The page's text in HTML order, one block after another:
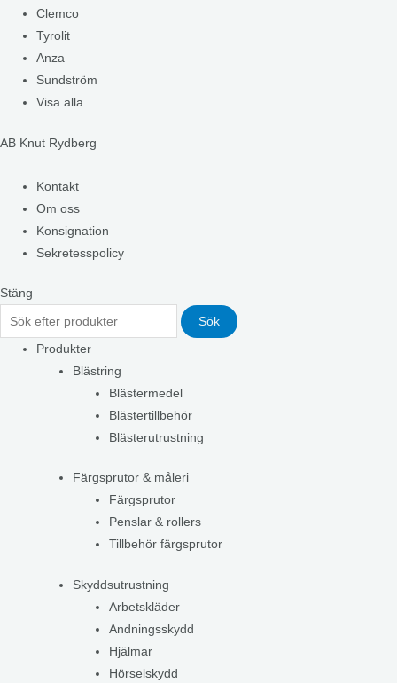
Clemco
Tyrolit
Anza
Sundström
Visa alla
AB Knut Rydberg
Kontakt
Om oss
Konsignation
Sekretesspolicy
Stäng
Sök
Produkter
Blästring
Blästermedel
Blästertillbehör
Blästerutrustning
Färgsprutor & måleri
Färgsprutor
Penslar & rollers
Tillbehör färgsprutor
Skyddsutrustning
Arbetskläder
Andningsskydd
Hjälmar
Hörselskydd